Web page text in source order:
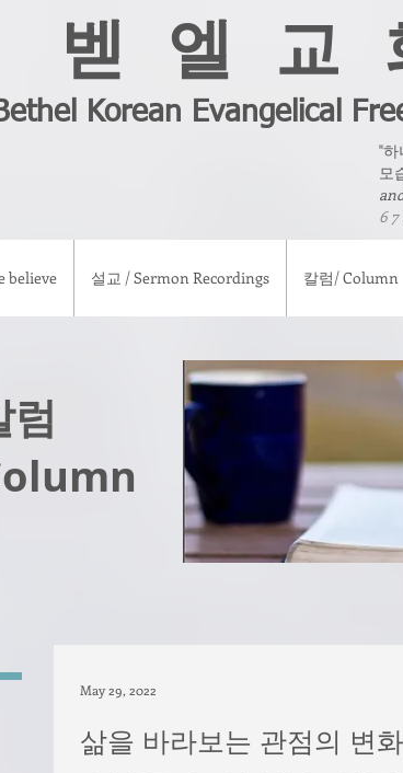
벧 엘 교
Korean Evangelical
"하
모
believe 설교 / Sermon Recordings 칼럼/ Column
럼
삶을 바라보는 관점의 변화
May 29, 2022